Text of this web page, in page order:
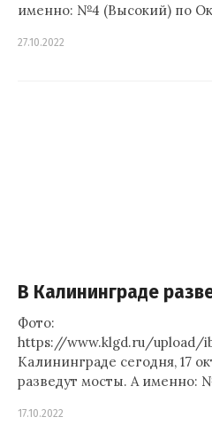
именно: №4 (Высокий) по
27.10.2022
В Калининграде
Фото:
https://www.klgd.ru/upload/
Калининграде сегодня, 17
разведут мосты. А именно:
17.10.2022